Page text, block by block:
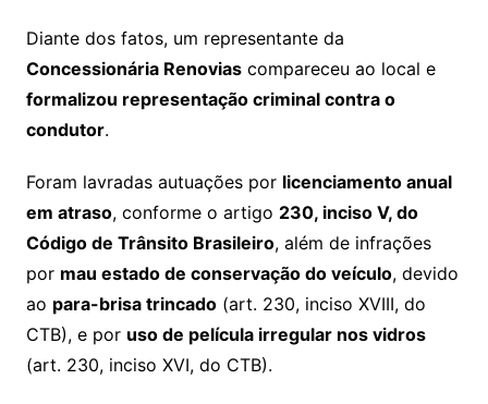
Diante dos fatos, um representante da
Concessionária Renoviascompareceu ao local e
formalizou representação criminal contra o
condutor.
Foram lavradas autuações por licenciamento anual
em atraso, conforme o artigo 230, inciso V, do
Código de Trânsito Brasileiro, além de infrações
por mau estado de conservação do veículo, devido
ao para-brisa trincado(art. 230, inciso XVIII, do
CTB), e por uso de película irregular nos vidros
(art. 230, inciso XVI, do CTB).